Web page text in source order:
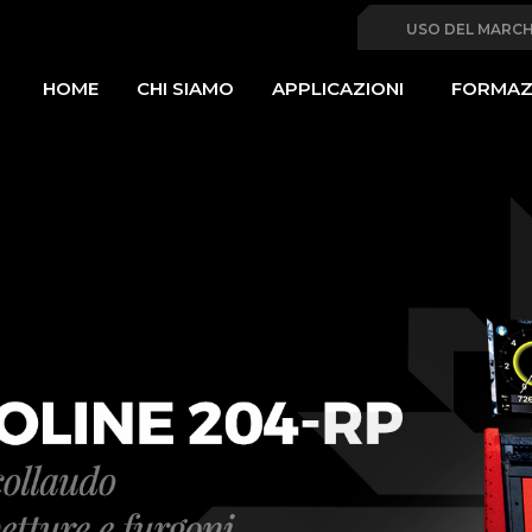
USO DEL
MAIN
HOME CHI SIAMO APPLICAZIONI